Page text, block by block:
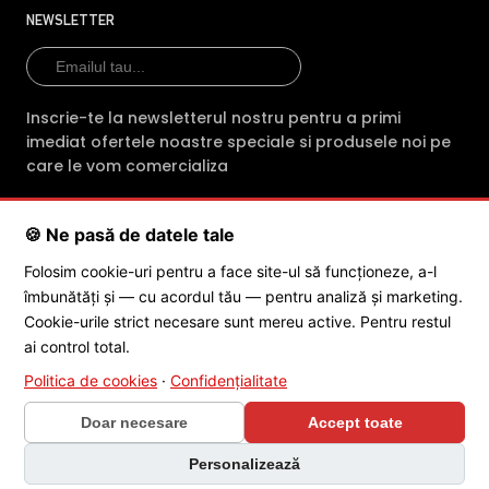
profesionalism fiecare comanda. Indiferent
de produsul achizitionat, clientii primesc din
partea magazinului online intre 2 si 3 ani
E-Camere.ro ofera si consultanta tehnica
echipamentelor cumparate
Echipa de profesionisti ai magazinului E-
camere.ro asigura in sprijinul cetatenilor
servicii dedicate dezvoltarii si comercializarii
de camere de supraveghere profesionale,
adresandu-se in special directorilor de
companii si antreprenorilor, dar si institutiilor
de stat, care urmaresc buna conduita
NEWSLETTER
Inscrie-te la newsletterul nostru pentru a primi
imediat ofertele noastre speciale si produsele noi pe
care le vom comercializa
SC POLITES ONLINE SRL· CUI: RO34846331· Reg. Com.:
J2015001227161
· Capital social: 200 RON · Sediu: Str. Petrache
Poenaru, Nr. 1, Craiova, Jud. Dolj ·Contactează-ne·Service produs
© 2026 SC POLITES ONLINE SRL
🍪 Ne pasă de datele tale
Folosim cookie-uri pentru a face site-ul să funcționeze, a-l
îmbunătăți și — cu acordul tău — pentru analiză și marketing.
Cookie-urile strict necesare sunt mereu active. Pentru restul
ai control total.
Politica de cookies · Confidențialitate
Doar necesare
Personalizează
Accept toate